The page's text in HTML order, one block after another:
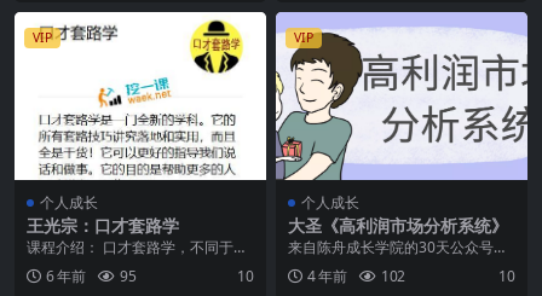
VIP
个人成长
王光宗：口才套路学
课程介绍： 口才套路学，不同于其
他任何学科。 口才套路学，讲的内
容都是直接落地实...
6 年前 95 10
VIP
个人成长
大圣《高利润市场分析系统》
来自陈舟成长学院的30天公众号变
现训练营，价值1299！课程由理论
到实践，适合零...
4 年前 102 10